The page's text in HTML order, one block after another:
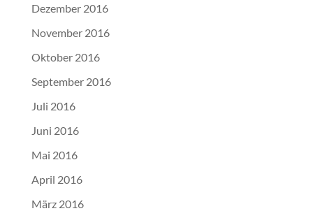
Dezember 2016
November 2016
Oktober 2016
September 2016
Juli 2016
Juni 2016
Mai 2016
April 2016
März 2016